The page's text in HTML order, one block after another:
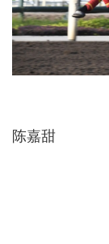
陈嘉甜